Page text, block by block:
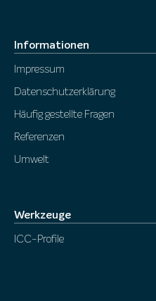
Informationen
Impressum
Datenschutzerklärung
Häufig gestellte Fragen
Referenzen
Umwelt
Werkzeuge
ICC-Profile